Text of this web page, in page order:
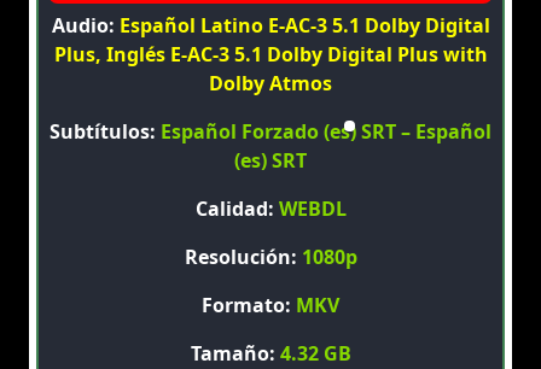
Audio: Español Latino E-AC-3 5.1 Dolby Digital
Plus, Inglés E-AC-3 5.1 Dolby Digital Plus with
Dolby Atmos
Subtítulos: Español Forzado (es) SRT – Español
(es) SRT
Calidad: WEBDL
Resolución: 1080p
Formato: MKV
Tamaño: 4.32 GB